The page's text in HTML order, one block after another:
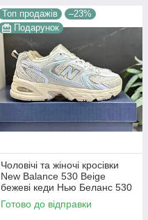
Топ продажів
–23%
Подарунок
Чоловічі та жіночі кросівки
New Balance 530 Beige
бежеві кеди Нью Беланс 530
текстиль демісезон унісекс
В'єтнам
Готово до відправки